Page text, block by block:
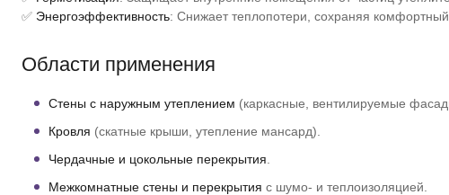
✅ Энергоэффективность: Снижает теплопотери, сохраняя
Области применения
Стены с наружным утеплением (каркасные, вентилируемые
Кровля (скатные крыши, утепление мансард).
Чердачные и цокольные перекрытия
Межкомнатные стены и перекрытия с шумо- и теплоизоляцией.